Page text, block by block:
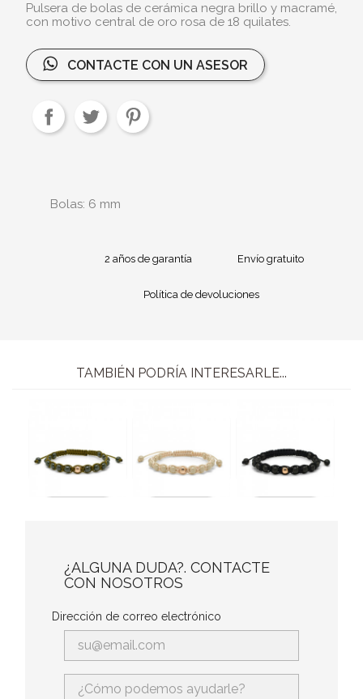
Pulsera de bolas de cerámica negra brillo y macramé,
con motivo central de oro rosa de 18 quilates.
CONTACTE CON UN ASESOR
Bolas: 6 mm
2 años de garantía Envío gratuito
Política de devoluciones
TAMBIÉN PODRÍA INTERESARLE...
¿ALGUNA DUDA?. CONTACTE
CON NOSOTROS
Dirección de correo electrónico